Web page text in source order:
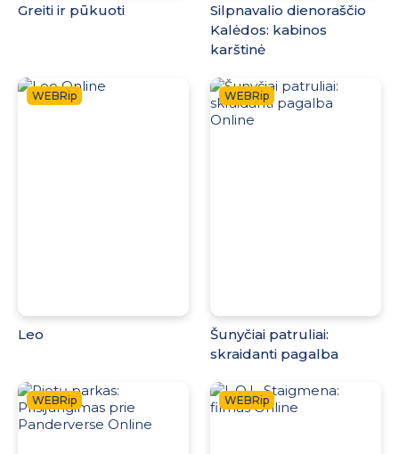
Greiti ir pūkuoti
Silpnavalio dienoraščio
Kalėdos: kabinos
karštinė
WEBRip
Leo
WEBRip
Šunyčiai patruliai:
skraidanti pagalba
WEBRip WEBRip